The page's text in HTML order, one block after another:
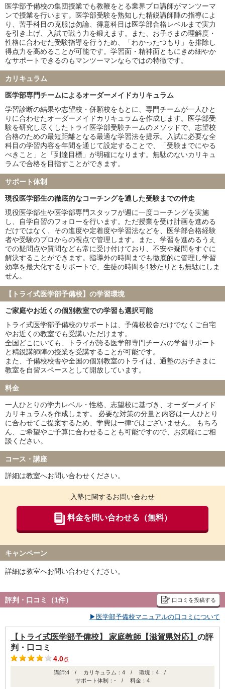
山形大学
福島県立医科大学
島根大学
佐賀大学
防衛医科大学校
私立大学
慶應義塾大学
東京慈恵会医科大学
大阪医科薬科大学
国際医療福祉大学
自治医科大学
東邦大学
産業医科大学
帝京大学
近畿大学
愛知医科大学
藤田医科大学
杏林大学
日本大学
兵庫医科大学
聖マリアンナ医科大学
福岡大学
久留米大学
岩手医科大学
東京女子医科大学
川崎医科大学
※家庭教師のトライ・個別教室のトライ・医学部受験予備校インテ
グラの合格実績を含みます
医学部予備校の集団授業でも教鞭をとる業界プロ講師がマンツーマ
ンで授業を行います。医学部受験を熟知した精鋭講師陣の指導によ
り、苦手科目の克服は勿論、得意科目は医学部合格レベルまで実力
を引き上げ、入試で戦う力を鍛えます。また、お子さまの理解度・
性格に合わせた受験指導を行うため、「わかったつもり」を排除し
得点力を高めることが可能です。学習面・精神面ともにきめ細やか
なサポートできるのもマンツーマンならではの特徴です。
カリキュラム
医学部専門チームによるオーダーメイドカリキュラム
学習診断の結果や志望校・併願校をもとに、専門チームが一人ひと
りに合わせたオーダーメイドカリキュラムを作成します。医学部受
験を研究し尽くしたトライ医学部受験チームのメソッドで、志望校
合格のための最短距離となる最適な学習法を提示。入試に必要な全
科目の学習内容を年間を通じて設定することで、「受験までにやる
べきこと」と「到達目標」が明確になります。無駄のないカリキュ
ラムで合格を目指すことができます。
サポート体制
現役医学部生の徹底的なコーチングを通した受験までの伴走
現役医学部生や医学部専門スタッフが週に一度コーチングを実施
し、自学自習のフォローを行います。ただ授業を受け計画を進める
だけではなく、その進度や定着度や学習法などを、医学部合格経験
者や受験のプロからの視点で管理します。また、学習を進めるうえ
での疑問点や質問なども常に受け付けており、不安や疑問をすぐに
解決することができます。指導外の時間までも徹底的に管理し学習
効率を最大化するサポートで、生徒の時間を1秒たりとも無駄にしま
せん。
【トライ式医学部予備校】の学習環境
ご家庭やお近くの個別教室での学習も選択可能
トライ式医学部予備校のサポートは、予備校校舎だけでなくご自宅
やお近くの教室でも受講いただけます。
全国どこにいても、トライが誇る医学部専門チームの学習サポート
と精鋭講師陣の授業を受講することが可能です。
また、予備校校舎や全国の個別教室のトライは、通塾のお子さまに
教室を自習スペースとして開放しています。
料金
一人ひとりの学力レベル・性格、志望校に基づき、オーダーメイド
カリキュラムを作成します。 必要な対策の分量と内容は一人ひとり
に合わせてご提案するため、学費は一律ではございません。 もちろ
ん、ご希望やご予算に合わせることも可能ですので、お気軽にご相
談ください。
コース・講座
詳細は教室へお問い合わせください。
入塾に関するお問い合わせ
料金を問い合わせる（無料）
キャンペーン
詳細は教室へお問い合わせください。
評判・口コミ（1件） 口コミを投稿する
▶医学部予備校マニュアルの口コミについて
【トライ式医学部予備校】 家庭教師【滋賀県対応】 の評
判・口コミ
4.0点
講師:4 / カリキュラム：4 / 環境：4 /
サポート体制：- / 料金：4